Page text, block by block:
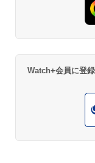
Watch+会員に登